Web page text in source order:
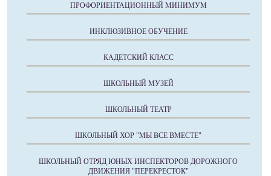
ПРОФОРИЕНТАЦИОННЫЙ МИНИМУМ
ИНКЛЮЗИВНОЕ ОБУЧЕНИЕ
КАДЕТСКИЙ КЛАСС
ШКОЛЬНЫЙ МУЗЕЙ
ШКОЛЬНЫЙ ТЕАТР
ШКОЛЬНЫЙ ХОР "МЫ ВСЕ ВМЕСТЕ"
ШКОЛЬНЫЙ ОТРЯД ЮНЫХ ИНСПЕКТОРОВ ДОРОЖНОГО
ДВИЖЕНИЯ "ПЕРЕКРЕСТОК"